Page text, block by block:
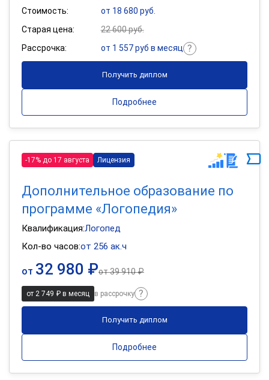
Стоимость:
от 18 680 руб.
Старая цена:
22 600 руб.
Рассрочка:
от 1 557 руб в месяц
Получить диплом
Подробнее
-17% до 17 августа Лицензия
Дополнительное образование по
программе «Логопедия»
Квалификация:Логопед
Кол-во часов:от 256 ак.ч
от 32 980 ₽от39 910 ₽
от 2 749 ₽ в месяц в рассрочку
Получить диплом
Подробнее